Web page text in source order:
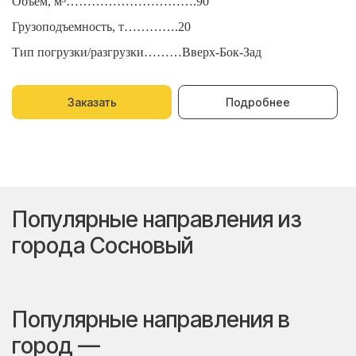
Грузоподъемность, т………….20
Тип погрузки/разгрузки………Вверх-Бок-Зад
Заказать Подробнее
Популярные направления из
города Сосновый
Популярные направления в
город —